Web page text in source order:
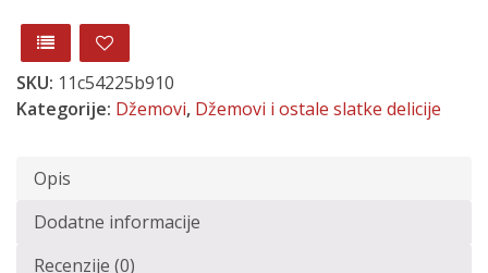
SKU: 11c54225b910
Kategorije: Džemovi, Džemovi i ostale slatke delicije
Opis
Dodatne informacije
Recenzije (0)